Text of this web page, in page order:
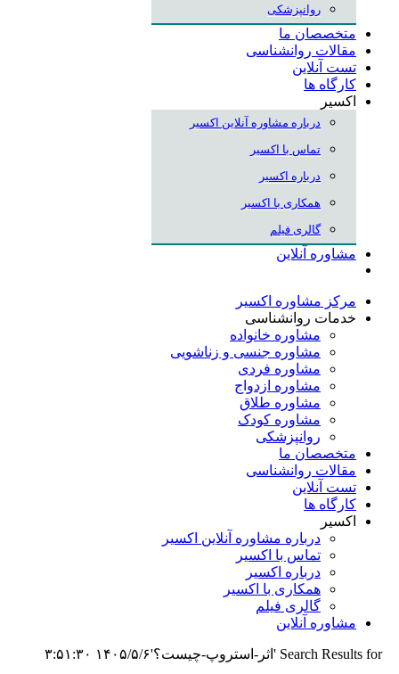
روانپزشکی
متخصصان ما
مقالات روانشناسی
تست آنلاین
کارگاه ها
اکسیر
درباره مشاوره آنلاین اکسیر
تماس با اکسیر
درباره اکسیر
همکاری با اکسیر
گالری فیلم
مشاوره آنلاین
مرکز مشاوره اکسیر
خدمات روانشناسی
مشاوره خانواده
مشاوره جنسی و زناشویی
مشاوره فردی
مشاوره ازدواج
مشاوره طلاق
مشاوره کودک
روانپزشکی
متخصصان ما
مقالات روانشناسی
تست آنلاین
کارگاه ها
اکسیر
درباره مشاوره آنلاین اکسیر
تماس با اکسیر
درباره اکسیر
همکاری با اکسیر
گالری فیلم
مشاوره آنلاین
Search Results for 'اثر-استروپ-چیست؟' ۱۴۰۵/۵/۶ ۳:۵۱:۳۰